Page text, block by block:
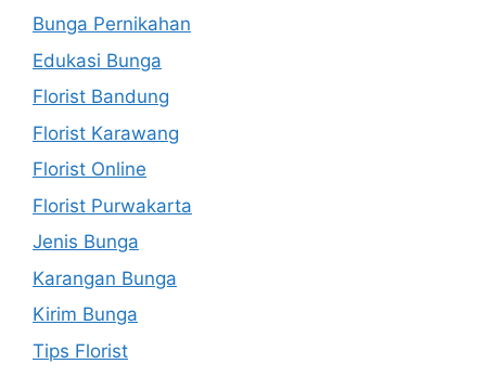
Bunga Pernikahan
Edukasi Bunga
Florist Bandung
Florist Karawang
Florist Online
Florist Purwakarta
Jenis Bunga
Karangan Bunga
Kirim Bunga
Tips Florist